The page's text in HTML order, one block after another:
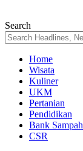
Search
Home
Wisata
Kuliner
UKM
Pertanian
Pendidikan
Bank Sampah
CSR